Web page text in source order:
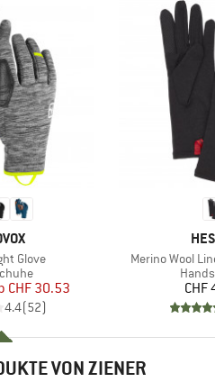
Glove
Preis
CHF 30.53
4.4(52)
Artikel
Merino Wool
CHF
VON ZIENER